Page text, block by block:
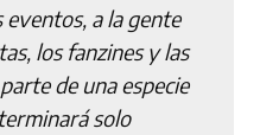
eventos, a la gente
los fanzines y las
de una especie
solo